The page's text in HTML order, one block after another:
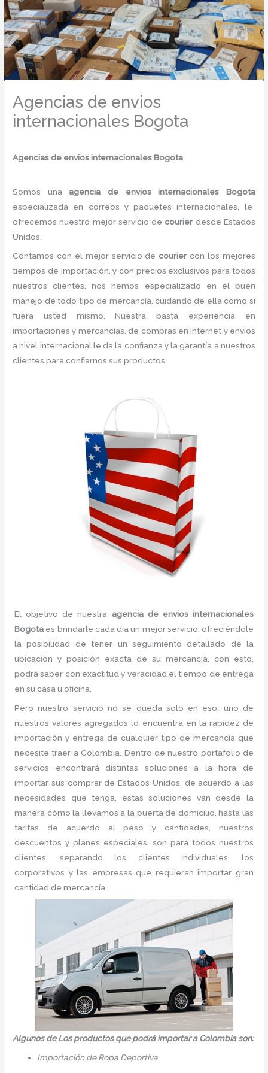
Agencias de envios
internacionales Bogota
Agencias de envios internacionales Bogota
Somos una agencia de envios internacionales Bogota
especializada en correos y paquetes internacionales, le
ofrecemos nuestro mejor servicio de courier desde Estados
Unidos.
Contamos con el mejor servicio de courier con los mejores
tiempos de importación, y con precios exclusivos para todos
nuestros clientes, nos hemos especializado en el buen
manejo de todo tipo de mercancía, cuidando de ella como si
fuera usted mismo. Nuestra basta experiencia en
importaciones y mercancías, de compras en Internet y envíos
a nivel internacional le da la confianza y la garantía a nuestros
clientes para confiarnos sus productos.
El objetivo de nuestra agencia de envios internacionales
Bogota es brindarle cada día un mejor servicio, ofreciéndole
la posibilidad de tener un seguimiento detallado de la
ubicación y posición exacta de su mercancía, con esto,
podrá saber con exactitud y veracidad el tiempo de entrega
en su casa u oficina.
Pero nuestro servicio no se queda solo en eso, uno de
nuestros valores agregados lo encuentra en la rapidez de
importación y entrega de cualquier tipo de mercancía que
necesite traer a Colombia. Dentro de nuestro portafolio de
servicios encontrará distintas soluciones a la hora de
importar sus comprar de Estados Unidos, de acuerdo a las
necesidades que tenga, estas soluciones van desde la
manera cómo la llevamos a la puerta de domicilio, hasta las
tarifas de acuerdo al peso y cantidades, nuestros
descuentos y planes especiales, son para todos nuestros
clientes, separando los clientes individuales, los
corporativos y las empresas que requieran importar gran
cantidad de mercancía.
Algunos de Los productos que podrá importar a Colombia son:
Importación de Ropa Deportiva